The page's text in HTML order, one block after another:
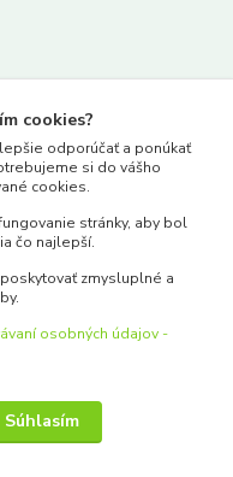
cookies?
odporúčať a ponúkať
si do vášho
cookies.
stránky, aby bol
čo najlepší.
zmysluplné a
osobných údajov -
Súhlasím